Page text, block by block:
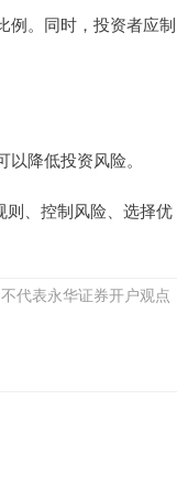
例。同时，投资者应制
降低投资风险。
、控制风险、选择优
代表永华证券开户观点